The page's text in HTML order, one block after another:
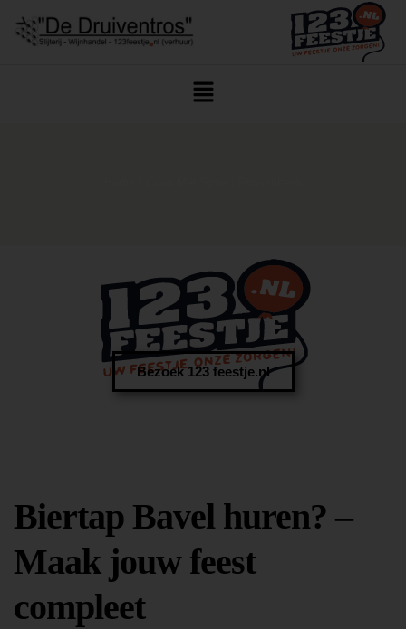
Bezoek 123 feestje.nl
Biertap Bavel huren? –
Maak jouw feest
compleet